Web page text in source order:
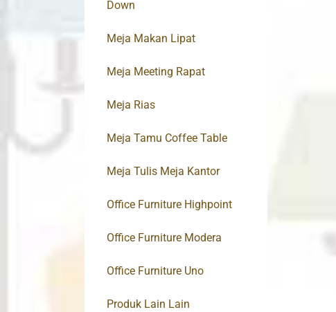
Down
Meja Makan Lipat
Meja Meeting Rapat
Meja Rias
Meja Tamu Coffee Table
Meja Tulis Meja Kantor
Office Furniture Highpoint
Office Furniture Modera
Office Furniture Uno
Produk Lain Lain